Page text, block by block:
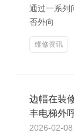
通过一系列
否外向
维修资讯
边幅在装
丰电梯外
2026-02-08